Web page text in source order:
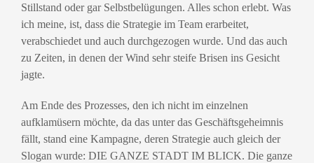
Stillstand oder gar Selbstbelügungen. Alles schon erlebt. Was
ich meine, ist, dass die Strategie im Team erarbeitet,
verabschiedet und auch durchgezogen wurde. Und das auch
zu Zeiten, in denen der Wind sehr steife Brisen ins Gesicht
jagte.
Am Ende des Prozesses, den ich nicht im einzelnen
aufklamüsern möchte, da das unter das Geschäftsgeheimnis
fällt, stand eine Kampagne, deren Strategie auch gleich der
Slogan wurde: DIE GANZE STADT IM BLICK. Die ganze